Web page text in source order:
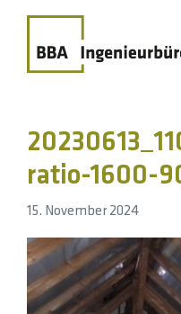
ratio-1600-
15. November 2024